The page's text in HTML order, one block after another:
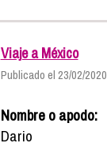
Viaje a México
Publicado el 23/02/2020
Nombre o apodo:
Dario